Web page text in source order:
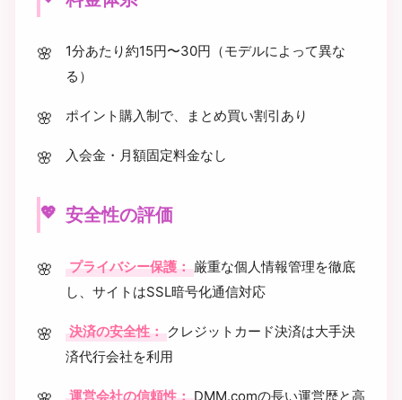
1分あたり約15円〜30円（モデルによって異な
る）
ポイント購入制で、まとめ買い割引あり
入会金・月額固定料金なし
安全性の評価
プライバシー保護： 厳重な個人情報管理を徹底
し、サイトはSSL暗号化通信対応
決済の安全性： クレジットカード決済は大手決
済代行会社を利用
運営会社の信頼性： DMM.comの長い運営歴と高